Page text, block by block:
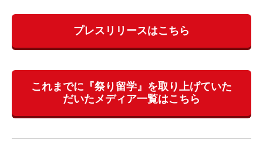
プレスリリースはこちら
これまでに『祭り留学』を取り上げていた
だいたメディア一覧はこちら